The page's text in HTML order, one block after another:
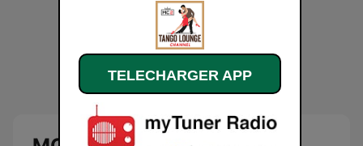
TELECHARGER APP